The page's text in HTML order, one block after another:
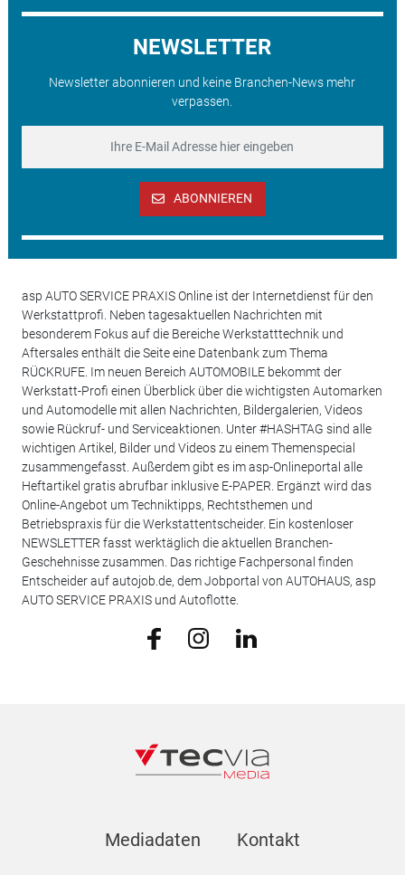
NEWSLETTER
Newsletter abonnieren und keine Branchen-News mehr
verpassen.
ABONNIEREN
asp AUTO SERVICE PRAXIS Online ist der Internetdienst für den
Werkstattprofi. Neben tagesaktuellen Nachrichten mit
besonderem Fokus auf die Bereiche Werkstatttechnik und
Aftersales enthält die Seite eine Datenbank zum Thema
RÜCKRUFE. Im neuen Bereich AUTOMOBILE bekommt der
Werkstatt-Profi einen Überblick über die wichtigsten Automarken
und Automodelle mit allen Nachrichten, Bildergalerien, Videos
sowie Rückruf- und Serviceaktionen. Unter #HASHTAG sind alle
wichtigen Artikel, Bilder und Videos zu einem Themenspecial
zusammengefasst. Außerdem gibt es im asp-Onlineportal alle
Heftartikel gratis abrufbar inklusive E-PAPER. Ergänzt wird das
Online-Angebot um Techniktipps, Rechtsthemen und
Betriebspraxis für die Werkstattentscheider. Ein kostenloser
NEWSLETTER fasst werktäglich die aktuellen Branchen-
Geschehnisse zusammen. Das richtige Fachpersonal finden
Entscheider auf autojob.de, dem Jobportal von AUTOHAUS, asp
AUTO SERVICE PRAXIS und Autoflotte.
Mediadaten Kontakt